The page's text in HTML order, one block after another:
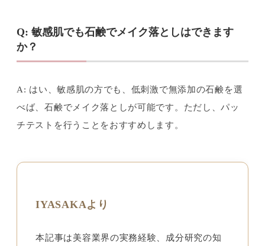
Q: 敏感肌でも石鹸でメイク落としはできます
か？
A: はい、敏感肌の方でも、低刺激で無添加の石鹸を選
べば、石鹸でメイク落としが可能です。ただし、パッ
チテストを行うことをおすすめします。
IYASAKAより
本記事は美容業界の実務経験、成分研究の知